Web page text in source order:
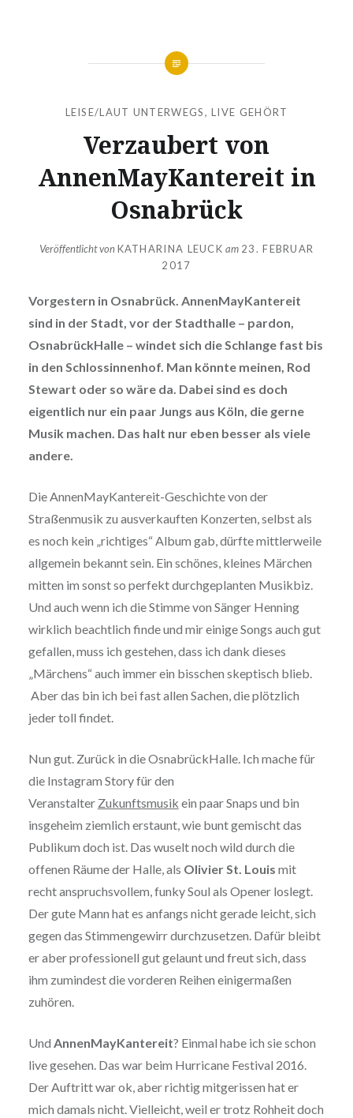
LEISE/LAUT UNTERWEGS,LIVE GEHÖRT
Verzaubert von
AnnenMayKantereit in
Osnabrück
Veröffentlicht vonKATHARINA LEUCK am 23. FEBRUAR
2017
Vorgestern in Osnabrück. AnnenMayKantereit
sind in der Stadt, vor der Stadthalle – pardon,
OsnabrückHalle – windet sich die Schlange fast bis
in den Schlossinnenhof. Man könnte meinen, Rod
Stewart oder so wäre da. Dabei sind es doch
eigentlich nur ein paar Jungs aus Köln, die gerne
Musik machen. Das halt nur eben besser als viele
andere.
Die AnnenMayKantereit-Geschichte von der
Straßenmusik zu ausverkauften Konzerten, selbst als
es noch kein „richtiges“ Album gab, dürfte mittlerweile
allgemein bekannt sein. Ein schönes, kleines Märchen
mitten im sonst so perfekt durchgeplanten Musikbiz.
Und auch wenn ich die Stimme von Sänger Henning
wirklich beachtlich finde und mir einige Songs auch gut
gefallen, muss ich gestehen, dass ich dank dieses
„Märchens“ auch immer ein bisschen skeptisch blieb.
Aber das bin ich bei fast allen Sachen, die plötzlich
jeder toll findet.
Nun gut. Zurück in die OsnabrückHalle. Ich mache für
die Instagram Story für den
Veranstalter Zukunftsmusik ein paar Snaps und bin
insgeheim ziemlich erstaunt, wie bunt gemischt das
Publikum doch ist. Das wuselt noch wild durch die
offenen Räume der Halle, als Olivier St. Louis mit
recht anspruchsvollem, funky Soul als Opener loslegt.
Der gute Mann hat es anfangs nicht gerade leicht, sich
gegen das Stimmengewirr durchzusetzen. Dafür bleibt
er aber professionell gut gelaunt und freut sich, dass
ihm zumindest die vorderen Reihen einigermaßen
zuhören.
Und AnnenMayKantereit? Einmal habe ich sie schon
live gesehen. Das war beim Hurricane Festival 2016.
Der Auftritt war ok, aber richtig mitgerissen hat er
mich damals nicht. Vielleicht, weil er trotz Rohheit doch